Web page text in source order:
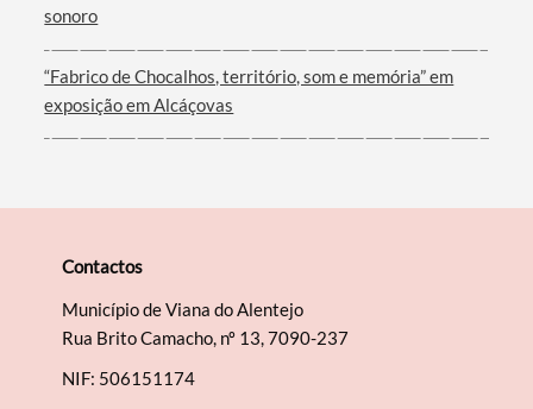
sonoro
“Fabrico de Chocalhos, território, som e memória” em
exposição em Alcáçovas
Contactos
Município de Viana do Alentejo
Rua Brito Camacho, nº 13, 7090-237
NIF: 506151174